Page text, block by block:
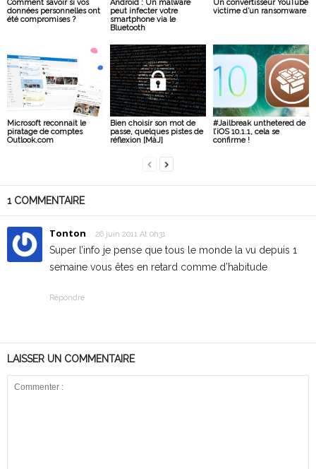
Comment savoir si vos
données personnelles ont
été compromises ?
Android : Un malware
peut infecter votre
smartphone via le
Bluetooth
Un convertisseur YouTube
victime d’un ransomware
Microsoft reconnait le
piratage de comptes
Outlook.com
Bien choisir son mot de
passe, quelques pistes de
réflexion [MàJ]
#Jailbreak unthetered de
l’iOS 10.1.1, cela se
confirme !
1 COMMENTAIRE
Tonton 26 juin 2011 At 0h31
Super l’info je pense que tous le monde la vu depuis 1
semaine vous êtes en retard comme d’habitude
Répondre
LAISSER UN COMMENTAIRE